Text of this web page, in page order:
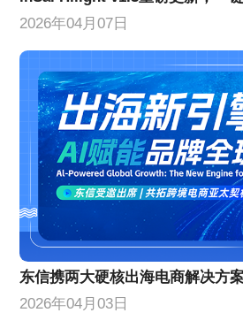
2026年04月07日
2026年04月03日